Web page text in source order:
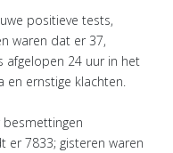
positieve tests,
waren dat er 37,
afgelopen 24 uur in het
ernstige klachten.
er 7833; gisteren waren